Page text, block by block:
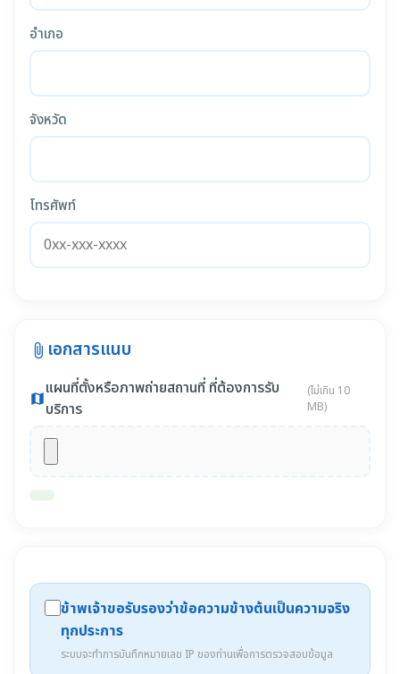
อำเภอ
จังหวัด
โทรศัพท์
attach_file เอกสารแนบ
mapแผนที่ตั้งหรือภาพถ่ายสถานที่ ที่ต้องการรับ
บริการ
(ไม่เกิน 10
MB)
ข้าพเจ้าขอรับรองว่าข้อความข้างต้นเป็นความจริง
ทุกประการ
ระบบจะทำการบันทึกหมายเลข IP ของท่านเพื่อการตรวจสอบข้อมูล